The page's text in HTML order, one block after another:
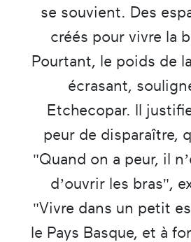
se souvient. Des
créés pour vivre la
Pourtant, le poids de
écrasant,
Etchecopar. Il
peur de disparaître,
"Quand on a peur, il
d’ouvrir les bras",
"Vivre dans un petit
le Pays Basque, et à